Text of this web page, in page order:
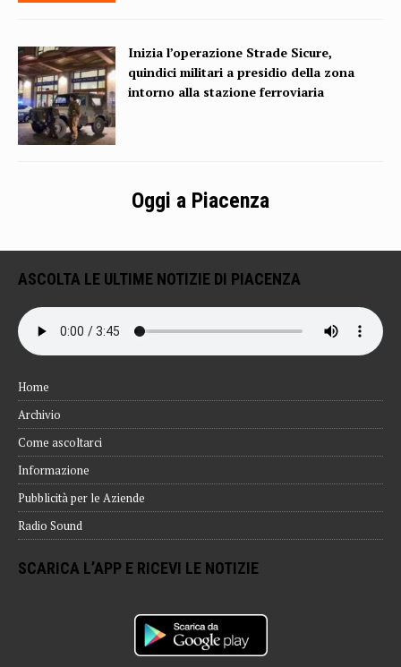
Inizia l’operazione Strade Sicure,
quindici militari a presidio della zona
intorno alla stazione ferroviaria
Oggi a Piacenza
ASCOLTA LE ULTIME NOTIZIE DI PIACENZA
Home
Archivio
Come ascoltarci
Informazione
Pubblicità per le Aziende
Radio Sound
SCARICA L’APP E RICEVI LE NOTIZIE